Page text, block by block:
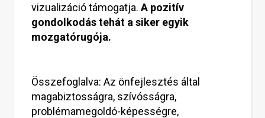
vizualizáció támogatja. A pozitív
gondolkodás tehát a siker egyik
mozgatórugója.
Összefoglalva: Az önfejlesztés által
magabiztosságra, szívósságra,
problémamegoldó-képességre,